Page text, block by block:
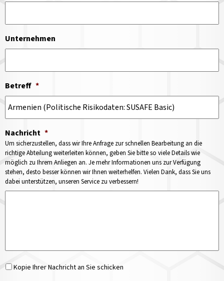
Unternehmen
Betreff *
Nachricht *
Um sicherzustellen, dass wir Ihre Anfrage zur schnellen Bearbeitung an die
richtige Abteilung weiterleiten können, geben Sie bitte so viele Details wie
möglich zu Ihrem Anliegen an. Je mehr Informationen uns zur Verfügung
stehen, desto besser können wir Ihnen weiterhelfen. Vielen Dank, dass Sie uns
dabei unterstützen, unseren Service zu verbessern!
Kopie Ihrer Nachricht an Sie schicken